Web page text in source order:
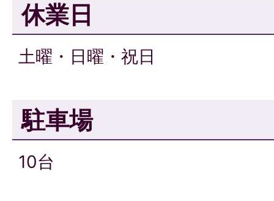
休業日
土曜・日曜・祝日
駐車場
10台